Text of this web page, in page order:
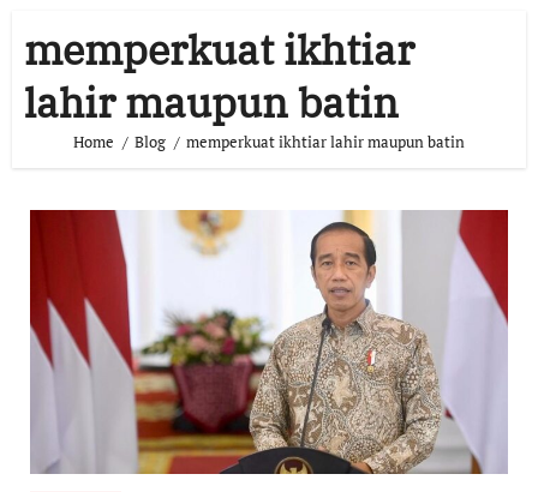
memperkuat ikhtiar
lahir maupun batin
Home Blog memperkuat ikhtiar lahir maupun batin